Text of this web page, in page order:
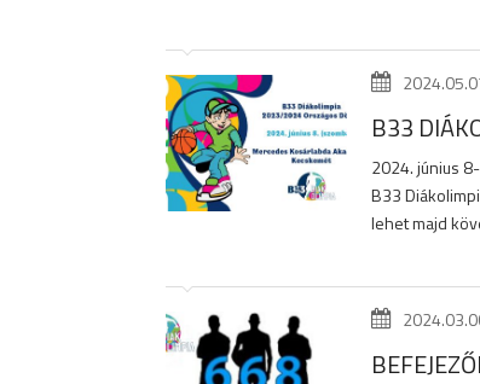
B33
2024. június
B33
lehet majd